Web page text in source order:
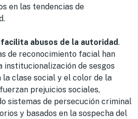
en las tendencias de
abusos de la autoridad.
de reconocimiento facial han
institucionalización de sesgos
la clase social y el color de la
prejuicios sociales,
sistemas de persecución criminal
y basados en la sospecha del